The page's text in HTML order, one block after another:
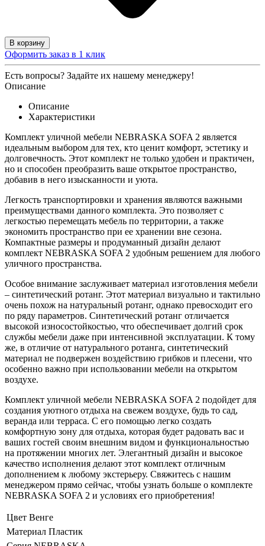
В корзину
Оформить заказ в 1 клик
Есть вопросы? Задайте их нашему менеджеру!
Описание
Описание
Характеристики
Комплект уличной мебели NEBRASKA SOFA 2 является
идеальным выбором для тех, кто ценит комфорт, эстетику и
долговечность. Этот комплект не только удобен и практичен,
но и способен преобразить ваше открытое пространство,
добавив в него изысканности и уюта.
Легкость транспортировки и хранения являются важными
преимуществами данного комплекта. Это позволяет с
легкостью перемещать мебель по территории, а также
экономить пространство при ее хранении вне сезона.
Компактные размеры и продуманный дизайн делают
комплект NEBRASKA SOFA 2 удобным решением для любого
уличного пространства.
Особое внимание заслуживает материал изготовления мебели
– синтетический ротанг. Этот материал визуально и тактильно
очень похож на натуральный ротанг, однако превосходит его
по ряду параметров. Синтетический ротанг отличается
высокой износостойкостью, что обеспечивает долгий срок
службы мебели даже при интенсивной эксплуатации. К тому
же, в отличие от натурального ротанга, синтетический
материал не подвержен воздействию грибков и плесени, что
особенно важно при использовании мебели на открытом
воздухе.
Комплект уличной мебели NEBRASKA SOFA 2 подойдет для
создания уютного отдыха на свежем воздухе, будь то сад,
веранда или терраса. С его помощью легко создать
комфортную зону для отдыха, которая будет радовать вас и
ваших гостей своим внешним видом и функциональностью
на протяжении многих лет. Элегантный дизайн и высокое
качество исполнения делают этот комплект отличным
дополнением к любому экстерьеру. Свяжитесь с нашим
менеджером прямо сейчас, чтобы узнать больше о комплекте
NEBRASKA SOFA 2 и условиях его приобретения!
Цвет Венге
Материал Пластик